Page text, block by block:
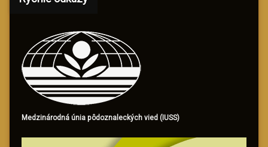
Medzinárodná únia pôdoznaleckých vied (IUSS)